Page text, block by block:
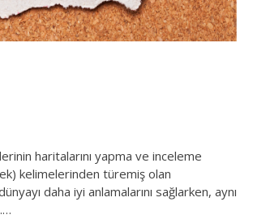
haritalarını yapma ve inceleme
kelimelerinden türemiş olan
daha iyi anlamalarını sağlarken, aynı